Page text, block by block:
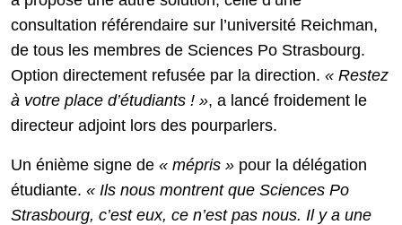
consultation référendaire sur l’université Reichman,
de tous les membres de Sciences Po Strasbourg.
Option directement refusée par la direction. « Restez
à votre place d’étudiants ! », a lancé froidement le
directeur adjoint lors des pourparlers.
Un énième signe de « mépris » pour la délégation
étudiante. « Ils nous montrent que Sciences Po
Strasbourg, c’est eux, ce n’est pas nous. Il y a une